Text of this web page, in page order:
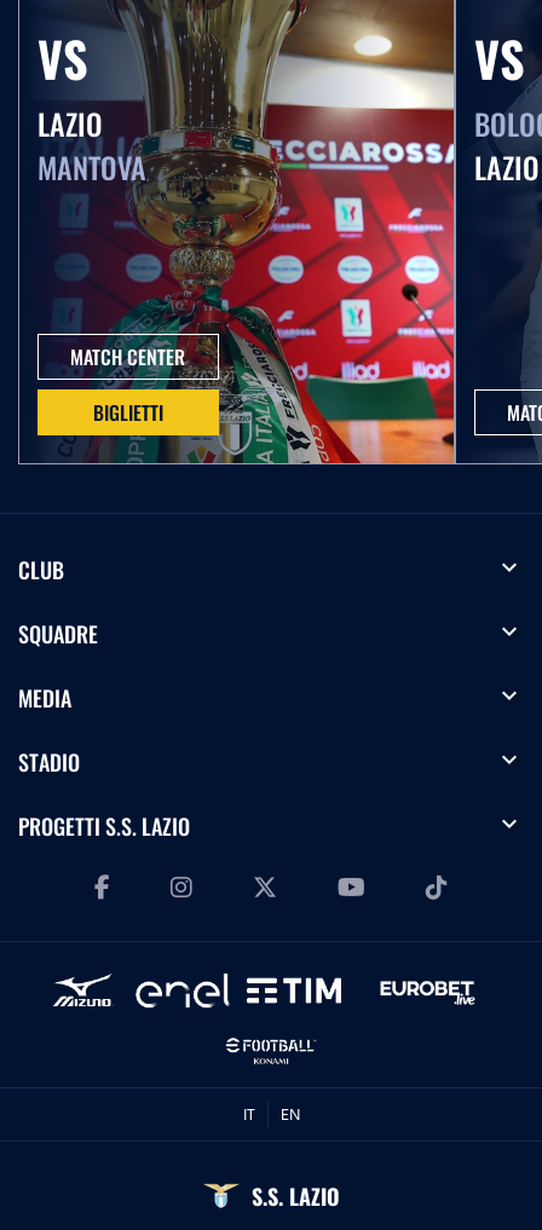
VS
LAZIO
MANTOVA
MATCH CENTER
BIGLIETTI
VS
LAZIO
CLUB expand_more
SQUADRE expand_more
MEDIA expand_more
STADIO expand_more
PROGETTI S.S. LAZIO expand_more
IT EN
S.S. LAZIO